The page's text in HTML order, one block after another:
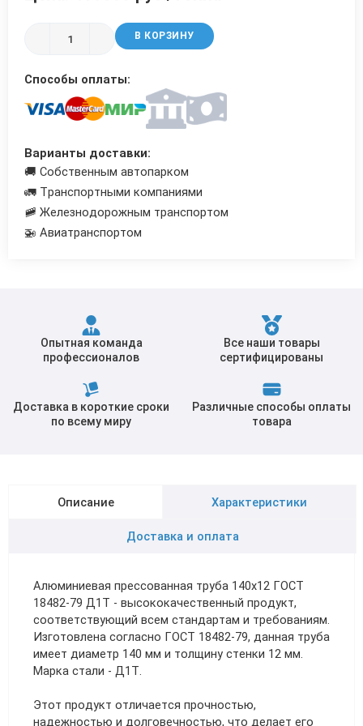
В КОРЗИНУ
Способы оплаты:
Варианты доставки:
🚚 Собственным автопарком
🚛 Транспортными компаниями
🚞 Железнодорожным транспортом
🚁 Авиатранспортом
Опытная команда
профессионалов
Все наши товары
сертифицированы
Доставка в короткие сроки
по всему миру
Различные способы оплаты
товара
Описание Характеристики
Доставка и оплата
Алюминиевая прессованная труба 140х12 ГОСТ
18482-79 Д1Т - высококачественный продукт,
соответствующий всем стандартам и требованиям.
Изготовлена согласно ГОСТ 18482-79, данная труба
имеет диаметр 140 мм и толщину стенки 12 мм.
Марка стали - Д1Т.
Этот продукт отличается прочностью,
надежностью и долговечностью, что делает его
Трубы в ВУС изоляции